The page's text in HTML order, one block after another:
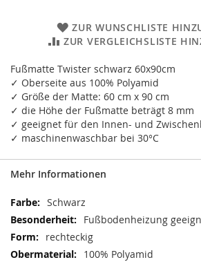
ZUR WUNSCHLISTE
ZUR VERGLEICHSLISTE
Fußmatte Twister schwarz 60x90cm
✓ Oberseite aus 100% Polyamid
✓ Größe der Matte: 60 cm x 90 cm
✓ die Höhe der Fußmatte beträgt 8 mm
✓ geeignet für den Innen- und
✓ maschinenwaschbar bei 30°C
Mehr Informationen
Mehr
Informationen
Schwarz
Fußbodenheizung
rechteckig
100% Polyamid